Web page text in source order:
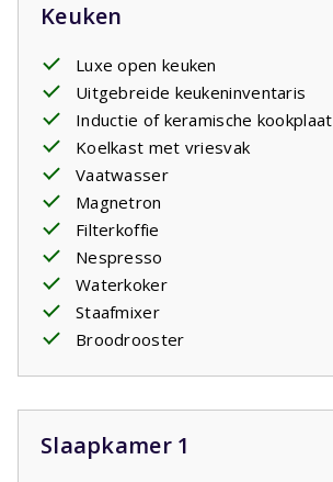
Keuken
Luxe open keuken
Uitgebreide keukeninventaris
Inductie of keramische kookplaat
Koelkast met vriesvak
Vaatwasser
Magnetron
Filterkoffie
Nespresso
Waterkoker
Staafmixer
Broodrooster
Slaapkamer 1